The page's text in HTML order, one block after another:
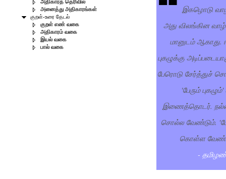
அதிகாரத் தெரிவில்
அனைத்து அதிகாரங்கள்
குறள்-உரை தேடல்
குறள் எண் வகை
அதிகாரம் வகை
இயல் வகை
பால் வகை
இகழொடு
அது விலங்கின
மானுடம் ஆகாது.
புகழுக்கு
பேரொடு சேர்த்துச்
'பேரும்
இணைத்தொடர்.
சொல்ல வேண்டும்.
கொள்ள
-